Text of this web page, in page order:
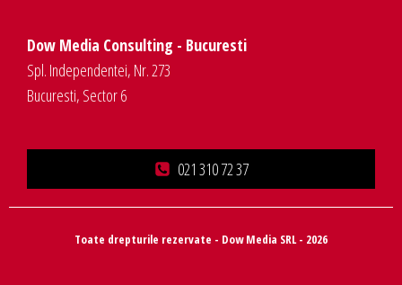
Dow Media Consulting - Bucuresti
Spl. Independentei, Nr. 273
Bucuresti, Sector 6
021 310 72 37
Toate drepturile rezervate - Dow Media SRL - 2026